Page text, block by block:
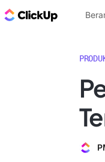
Blog